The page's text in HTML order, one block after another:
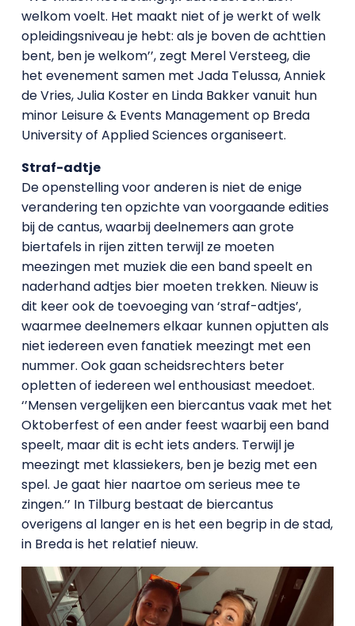
welkom voelt. Het maakt niet of je werkt of welk
opleidingsniveau je hebt: als je boven de achttien
bent, ben je welkom’’, zegt Merel Versteeg, die
het evenement samen met Jada Telussa, Anniek
de Vries, Julia Koster en Linda Bakker vanuit hun
minor Leisure & Events Management op Breda
University of Applied Sciences organiseert.
Straf-adtje
De openstelling voor anderen is niet de enige
verandering ten opzichte van voorgaande edities
bij de cantus, waarbij deelnemers aan grote
biertafels in rijen zitten terwijl ze moeten
meezingen met muziek die een band speelt en
naderhand adtjes bier moeten trekken. Nieuw is
dit keer ook de toevoeging van ‘straf-adtjes’,
waarmee deelnemers elkaar kunnen opjutten als
niet iedereen even fanatiek meezingt met een
nummer. Ook gaan scheidsrechters beter
opletten of iedereen wel enthousiast meedoet.
‘’Mensen vergelijken een biercantus vaak met het
Oktoberfest of een ander feest waarbij een band
speelt, maar dit is echt iets anders. Terwijl je
meezingt met klassiekers, ben je bezig met een
spel. Je gaat hier naartoe om serieus mee te
zingen.’’ In Tilburg bestaat de biercantus
overigens al langer en is het een begrip in de stad,
in Breda is het relatief nieuw.